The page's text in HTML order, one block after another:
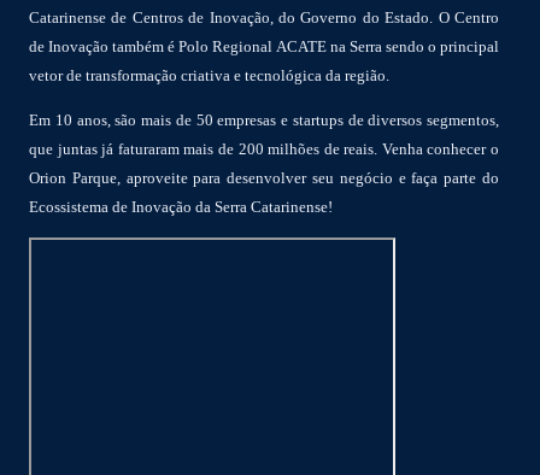
Catarinense de Centros de Inovação, do Governo do Estado. O Centro
de Inovação também é Polo Regional ACATE na Serra sendo o principal
vetor de transformação criativa e tecnológica da região.
Em 10 anos, são mais de 50 empresas e startups de diversos segmentos,
que juntas já faturaram mais de 200 milhões de reais. Venha conhecer o
Orion Parque, aproveite para desenvolver seu negócio e faça parte do
Ecossistema de Inovação da Serra Catarinense!